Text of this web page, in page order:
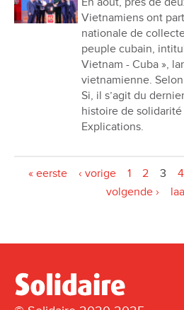
Vietnamiens ont
nationale de
peuple cubain,
Vietnam - Cuba »,
vietnamienne.
Si, il s’agit du
histoire de
Explications.
« eerste ‹ vorige 1 2 3 4
volgende ›